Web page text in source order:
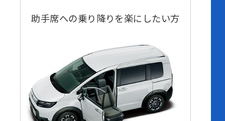
助手席への乗り降りを楽にしたい方